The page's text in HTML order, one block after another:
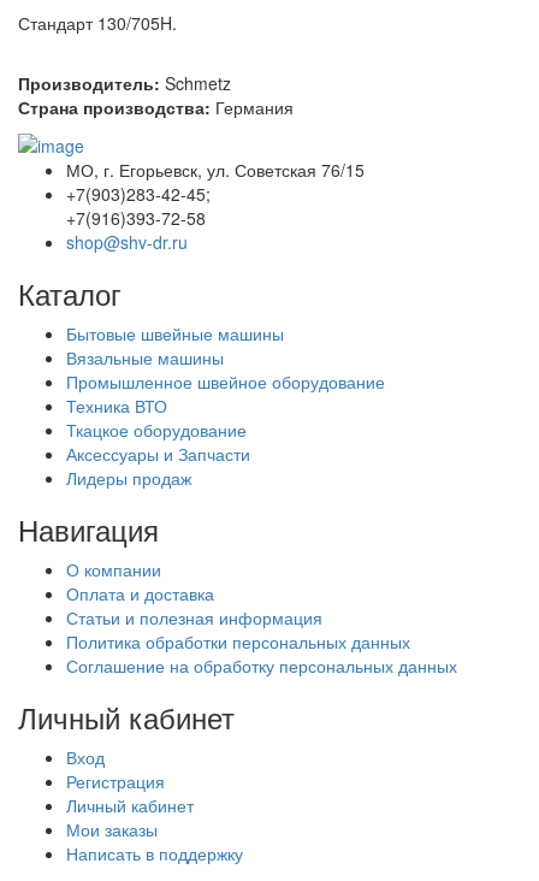
Стандарт 130/705H.
Производитель: Schmetz
Страна производства: Германия
МО, г. Егорьевск, ул. Советская 76/15
+7(903)283-42-45;
+7(916)393-72-58
shop@shv-dr.ru
Каталог
Бытовые швейные машины
Вязальные машины
Промышленное швейное оборудование
Техника ВТО
Ткацкое оборудование
Аксессуары и Запчасти
Лидеры продаж
Навигация
О компании
Оплата и доставка
Статьи и полезная информация
Политика обработки персональных данных
Соглашение на обработку персональных данных
Личный кабинет
Вход
Регистрация
Личный кабинет
Мои заказы
Написать в поддержку